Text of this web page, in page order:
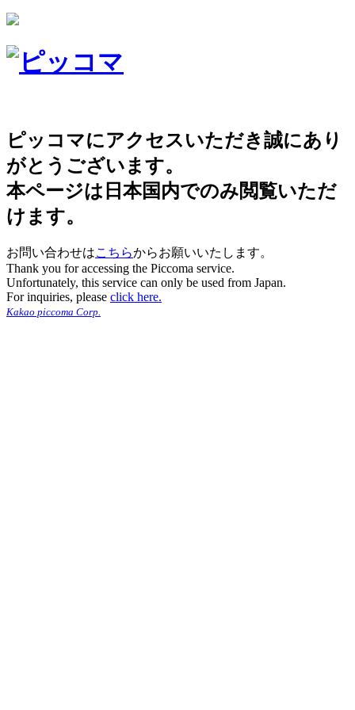
ピッコマにアクセスいただき誠にあり
がとうございます。
本ページは日本国内でのみ閲覧いただ
けます。
お問い合わせはこちらからお願いいたします。
Thank you for accessing the Piccoma service.
Unfortunately, this service can only be used from Japan.
For inquiries, please click here.
Kakao piccoma Corp.